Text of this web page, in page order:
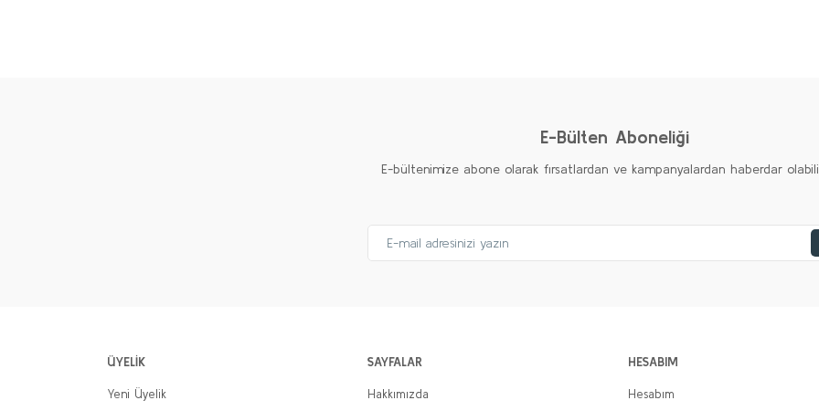
E-Bülten Aboneliği
E-bültenimize abone olarak fırsatlardan ve kampanyalardan haberdar
ÜYELİK
Yeni Üyelik
SAYFALAR
Hakkımızda
HESABIM
Hesabım